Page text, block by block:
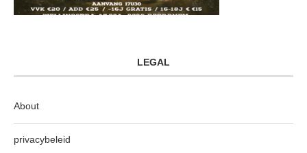
LEGAL
About
privacybeleid